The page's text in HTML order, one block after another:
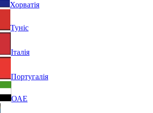
Хорватія
Туніс
Італія
Португалія
ОАЕ